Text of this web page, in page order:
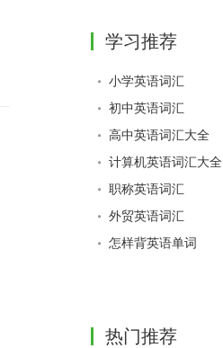
学习推荐
小学英语词汇
初中英语词汇
高中英语词汇大全
计算机英语词汇大全
职称英语词汇
外贸英语词汇
怎样背英语单词
热门推荐